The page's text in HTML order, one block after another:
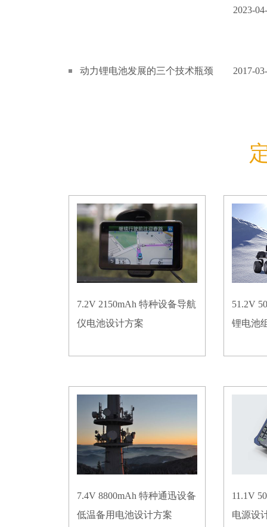
2023-
动力锂电池发展的三个技术瓶颈 2017-
7.2V 2150mAh 特种设备导航
仪电池设计方案
51.2V
锂电池
7.4V 8800mAh 特种通迅设备
低温备用电池设计方案
11.1V
电源设